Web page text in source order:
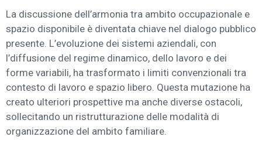
La discussione dell’armonia tra ambito occupazionale e
spazio disponibile è diventata chiave nel dialogo pubblico
presente. L’evoluzione dei sistemi aziendali, con
l’diffusione del regime dinamico, dello lavoro e dei
forme variabili, ha trasformato i limiti convenzionali tra
contesto di lavoro e spazio libero. Questa mutazione ha
creato ulteriori prospettive ma anche diverse ostacoli,
sollecitando un ristrutturazione delle modalità di
organizzazione del ambito familiare.